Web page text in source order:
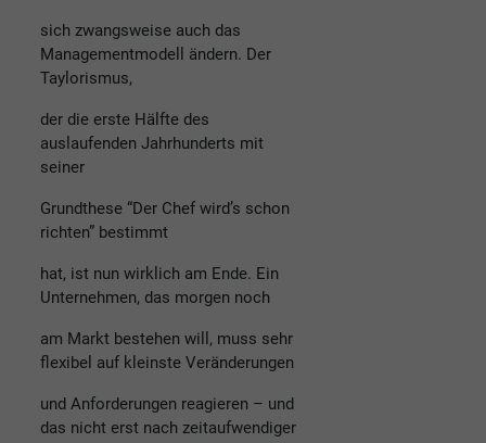
sich zwangsweise auch das
Managementmodell ändern. Der
Taylorismus,
der die erste Hälfte des
auslaufenden Jahrhunderts mit
seiner
Grundthese “Der Chef wird’s schon
richten” bestimmt
hat, ist nun wirklich am Ende. Ein
Unternehmen, das morgen noch
am Markt bestehen will, muss sehr
flexibel auf kleinste Veränderungen
und Anforderungen reagieren – und
das nicht erst nach zeitaufwendiger